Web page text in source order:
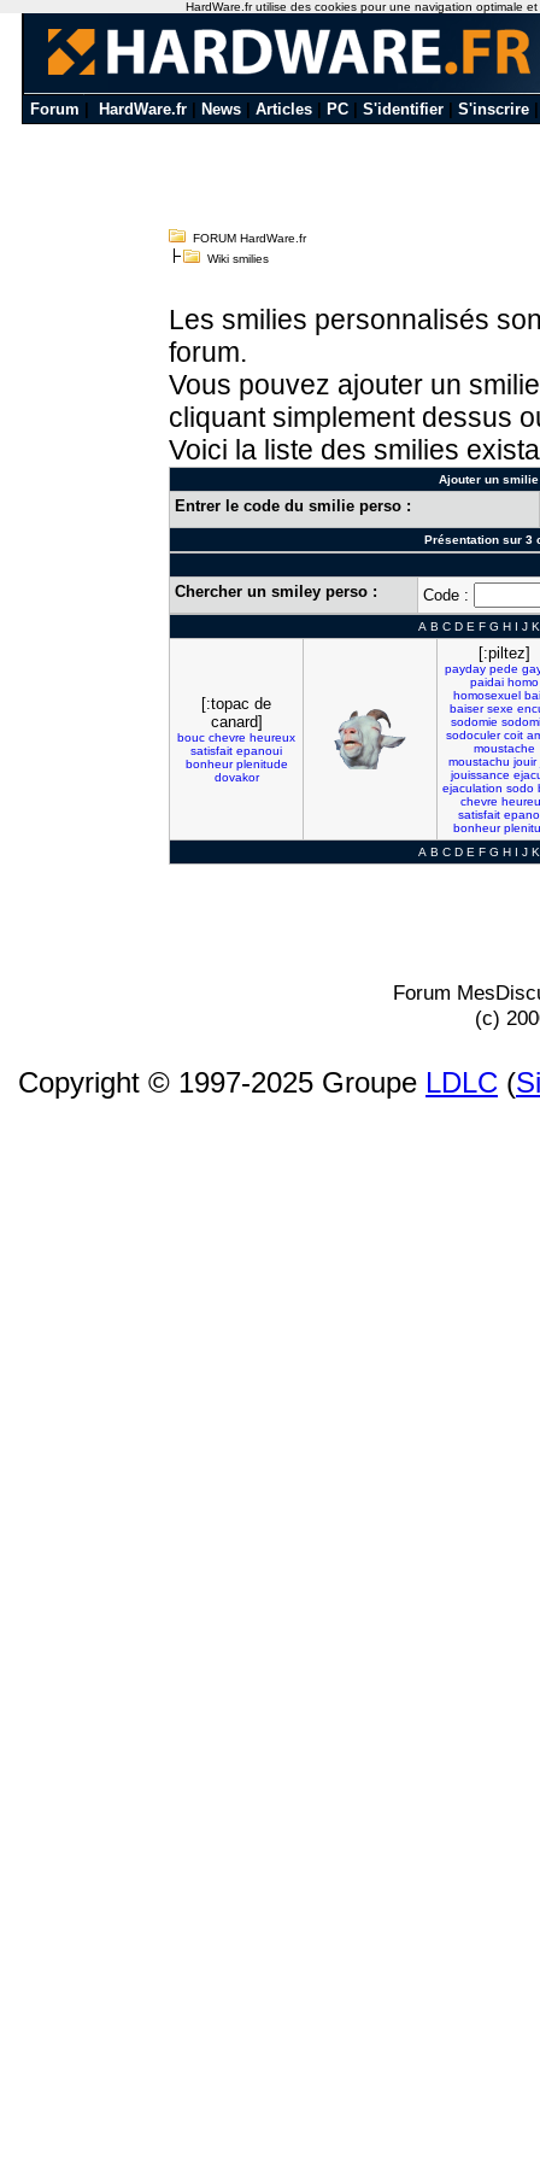
Forum HardWare.fr News Articles PC S'identifier S'inscrire
FORUM HardWare.fr
Wiki smilies
Les smilies personnalisés
forum.
Vous pouvez ajouter un
cliquant simplement dessus
Voici la liste des smilies
Ajouter un
Entrer le code du smilie perso :
Présentation sur 3
Chercher un smiley perso : Code :
A B C D E F G H I J K
[:topac de
canard]
bouc chevre heureux
satisfait epanoui
bonheur plenitude
dovakor
[:piltez]
payday pede
paidai homo
homosexuel
baiser sexe
sodomie
sodoculer coit
moustache
moustachu jouir
jouissance
ejaculation sodo
chevre
satisfait
bonheur
A B C D E F G H I J K
Forum
(c)
Copyright © 1997-2025 Groupe LDLC (
HardWare.fr utilise des cookies pour une navigation optimale